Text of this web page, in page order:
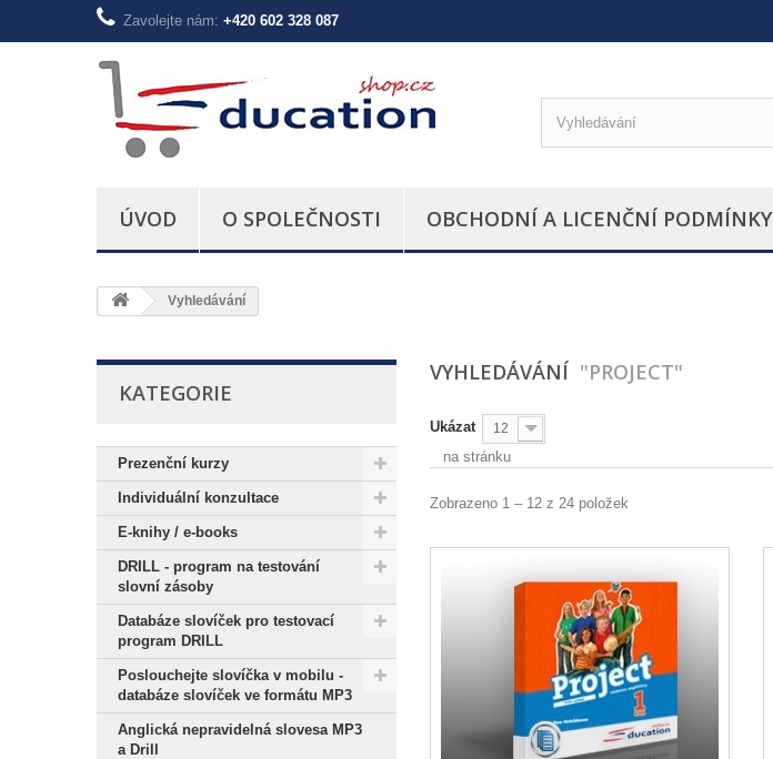
Zavolejte nám: +420 602 328 087
ÚVOD O SPOLEČNOSTI OBCHODNÍ A LICENČNÍ PODMÍNKY
Vyhledávání
KATEGORIE
Prezenční kurzy
Individuální konzultace
E-knihy / e-books
DRILL - program na testování
slovní zásoby
Databáze slovíček pro testovací
program DRILL
Poslouchejte slovíčka v mobilu -
databáze slovíček ve formátu MP3
Anglická nepravidelná slovesa MP3
a Drill
VYHLEDÁVÁNÍ "PROJECT"
Ukázat 12
na stránku
Zobrazeno 1 – 12 z 24 položek